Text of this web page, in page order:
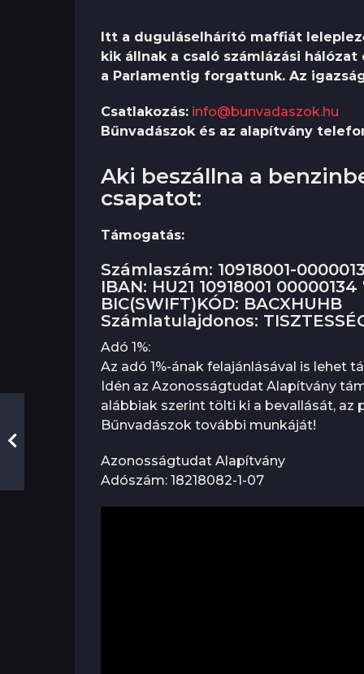
Itt a duguláselhárító maffiát
kik állnak a csaló számlázási
a Parlamentig forgattunk. Az
Csatlakozás: info@bunvadaszok.hu
Bűnvadászok és az alapítvány
Aki beszállna a
csapatot:
Támogatás:
Számlaszám: 10918001-
IBAN: HU21 10918001
BIC(SWIFT)KÓD: BACXHUHB
Számlatulajdonos:
Adó 1%:
Az adó 1%-ának felajánlásával is lehet
Idén az Azonosságtudat Alapítvány
alábbiak szerint tölti ki a bevallását, az
Bűnvadászok további munkáját!
Azonosságtudat Alapítvány
Adószám: 18218082-1-07